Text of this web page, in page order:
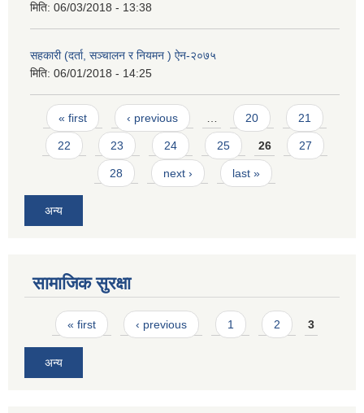
मिति: 06/03/2018 - 13:38
सहकारी (दर्ता, सञ्चालन र नियमन ) ऐन-२०७५
मिति: 06/01/2018 - 14:25
Pages
« first ‹ previous 20 21
22 23 24 25 26 27
28 next › last »
अन्य
सामाजिक सुरक्षा
Pages
« first ‹ previous 1 2 3
अन्य